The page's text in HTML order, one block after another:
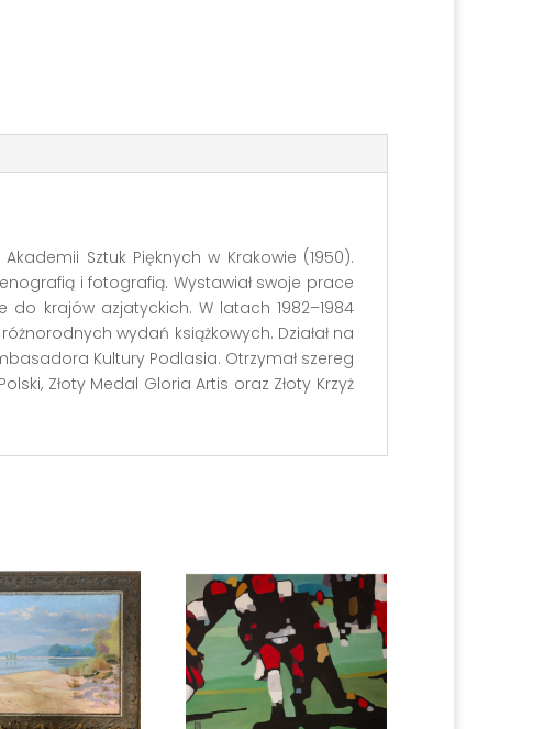
Sztuk Pięknych w Krakowie (1950).
i fotografią. Wystawiał swoje prace
do krajów azjatyckich. W latach 1982–1984
wydań książkowych. Działał na
Kultury Podlasia. Otrzymał szereg
Złoty Medal Gloria Artis oraz Złoty Krzyż